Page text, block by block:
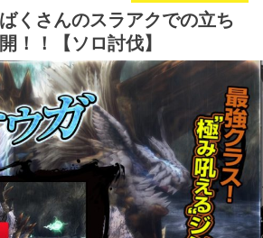
くさんのスラアクでの立ち
！！【ソロ討伐】